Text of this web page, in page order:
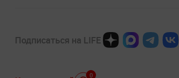
Подписаться на LIFE
0